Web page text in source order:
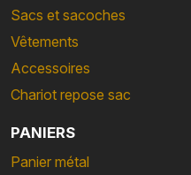
Sacs et sacoches
Vêtements
Accessoires
Chariot repose sac
PANIERS
Panier métal